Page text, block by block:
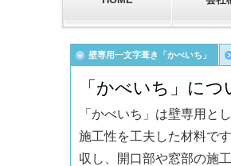
壁専用一文字葺き「かべいち」
「かべいち」につ
「かべいち」は壁専用と
施工性を工夫した材料で
収し、開口部や窓部の施